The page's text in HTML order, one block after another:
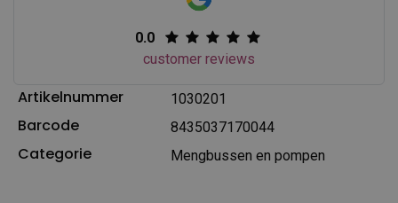
0.0
customer reviews
Artikelnummer 1030201
Barcode 8435037170044
Categorie Mengbussen en pompen